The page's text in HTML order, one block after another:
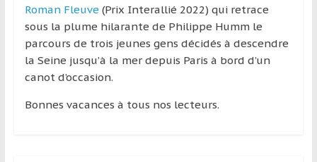
Roman Fleuve(Prix Interallié 2022) qui retrace
sous la plume hilarante de Philippe Humm le
parcours de trois jeunes gens décidés à descendre
la Seine jusqu’à la mer depuis Paris à bord d’un
canot d’occasion.
Bonnes vacances à tous nos lecteurs.